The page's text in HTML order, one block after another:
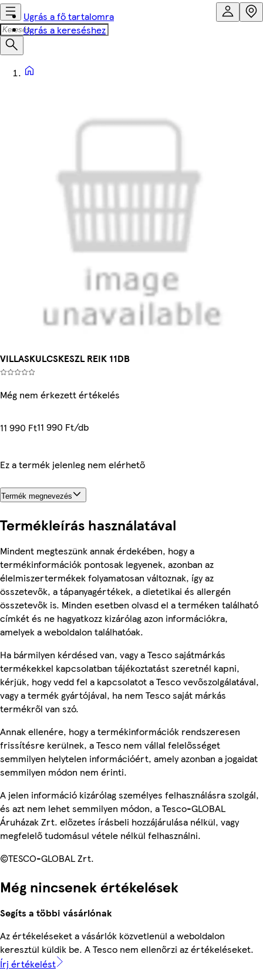
Ugrás a fő tartalomra
Ugrás a kereséshez
VILLASKULCSKESZL REIK 11DB
Még nem érkezett értékelés
11 990 Ft11 990 Ft/db
Ez a termék jelenleg nem elérhető
Termék megnevezés
Termékleírás használatával
Mindent megteszünk annak érdekében, hogy a
termékinformációk pontosak legyenek, azonban az
élelmiszertermékek folyamatosan változnak, így az
összetevők, a tápanyagértékek, a dietetikai és allergén
összetevők is. Minden esetben olvasd el a terméken található
címkét és ne hagyatkozz kizárólag azon információkra,
amelyek a weboldalon találhatóak.
Ha bármilyen kérdésed van, vagy a Tesco sajátmárkás
termékekkel kapcsolatban tájékoztatást szeretnél kapni,
kérjük, hogy vedd fel a kapcsolatot a Tesco vevőszolgálatával,
vagy a termék gyártójával, ha nem Tesco saját márkás
termékről van szó.
Annak ellenére, hogy a termékinformációk rendszeresen
frissítésre kerülnek, a Tesco nem vállal felelősséget
semmilyen helytelen információért, amely azonban a jogaidat
semmilyen módon nem érinti.
A jelen információ kizárólag személyes felhasználásra szolgál,
és azt nem lehet semmilyen módon, a Tesco-GLOBAL
Áruházak Zrt. előzetes írásbeli hozzájárulása nélkül, vagy
megfelelő tudomásul vétele nélkül felhasználni.
©TESCO-GLOBAL Zrt.
Még nincsenek értékelések
Segíts a többi vásárlónak
Az értékeléseket a vásárlók közvetlenül a weboldalon
keresztül küldik be. A Tesco nem ellenőrzi az értékeléseket.
Írj értékelést